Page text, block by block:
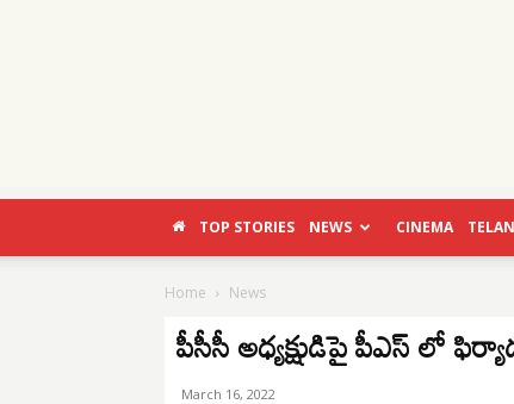
TOP STORIES NEWS CINEMA
Home News
పీసీసీ అధ్యక్షుడిపై పీఎస్ లో
March 16, 2022